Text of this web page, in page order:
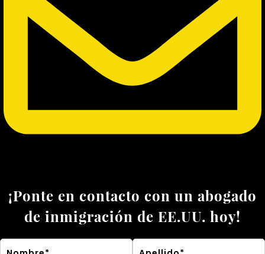
¡Ponte en contacto con un abogado
de inmigración de EE.UU. hoy!